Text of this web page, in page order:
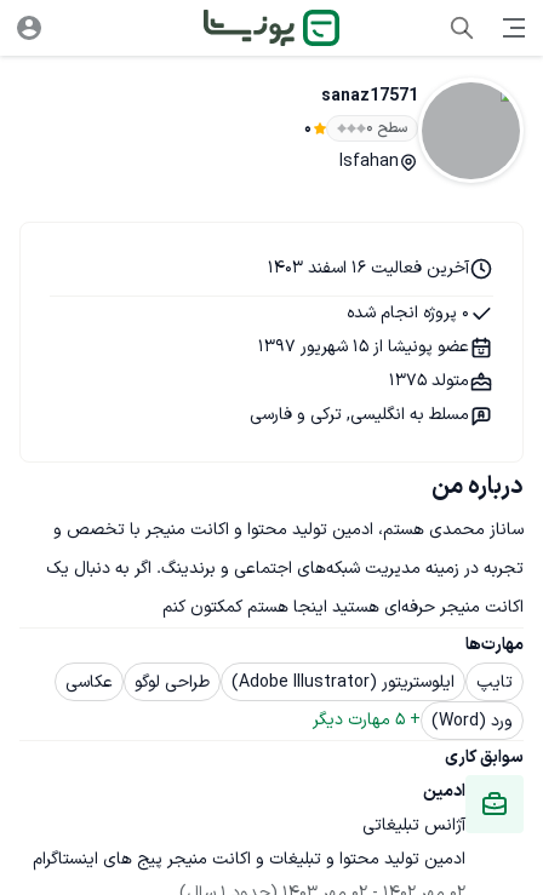
sanaz17571
سطح ۰ 0
Isfahan
درباره من
ساناز محمدی هستم، ادمین تولید محتوا و اکانت منیجر با تخصص و
تجربه در زمینه مدیریت شبکه‌های اجتماعی و برندینگ. اگر به دنبال یک
اکانت منیجر حرفه‌ای هستید اینجا هستم کمکتون کنم
مهارت‌ها
تایپ
ایلوستریتور (Adobe Illustrator) طراحی لوگو
عکاسی
ورد (Word)
+
5 مهارت دیگر
سوابق کاری
ادمین
آژانس تبلیغاتی
ادمین تولید محتوا و تبلیغات و اکانت منیجر پیج های اینستاگرام
آخرین فعالیت 16 اسفند 1403
0 پروژه انجام شده
عضو پونیشا از 15 شهریور 1397
متولد 1375
مسلط به انگلیسی, ترکی و فارسی